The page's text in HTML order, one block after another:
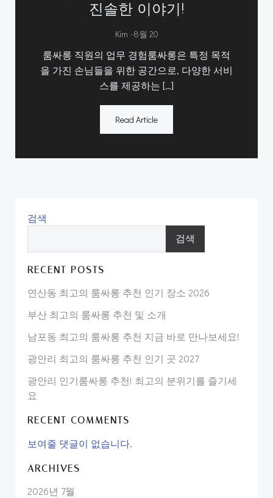
진솔한 이야기!
Kim -8월 20
룸싸롱 직원의 업무 경험룸싸롱은 특정 목적
을 가진 손님들을 위한 공간으로, 다양한 서비
스를 제공하는 […]
Read Article
검색
검색
RECENT POSTS
연산동 최고의 룸싸롱 추천 인기 장소 2026
부산 최고의 룸싸롱 추천 및 소개
남포동 최고의 룸싸롱 추천 지금 바로 만나보세요!
광안리 최고의 룸싸롱 추천 인기 곳 2027
광안리 인기룸싸롱 추천! 최고의 분위기를 즐기세
요
RECENT COMMENTS
보여줄 댓글이 없습니다.
ARCHIVES
2026년 7월